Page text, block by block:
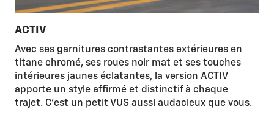
ACTIV
Avec ses garnitures contrastantes extérieures en
titane chromé, ses roues noir mat et ses touches
intérieures jaunes éclatantes, la version ACTIV
apporte un style affirmé et distinctif à chaque
trajet. C'est un petit VUS aussi audacieux que vous.